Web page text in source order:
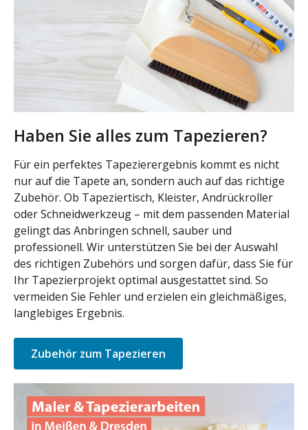
Haben Sie alles zum Tapezieren?
Für ein perfektes Tapezierergebnis kommt es nicht
nur auf die Tapete an, sondern auch auf das richtige
Zubehör. Ob Tapeziertisch, Kleister, Andrückroller
oder Schneidwerkzeug – mit dem passenden Material
gelingt das Anbringen schnell, sauber und
professionell. Wir unterstützen Sie bei der Auswahl
des richtigen Zubehörs und sorgen dafür, dass Sie für
Ihr Tapezierprojekt optimal ausgestattet sind. So
vermeiden Sie Fehler und erzielen ein gleichmäßiges,
langlebiges Ergebnis.
Zubehör zum Tapezieren